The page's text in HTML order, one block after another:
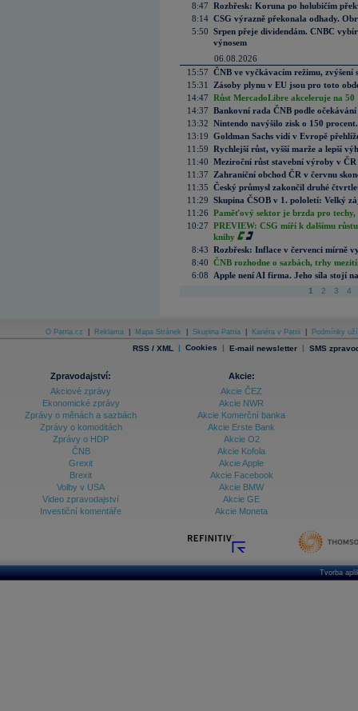
8:47 Rozbřesk: Koruna po holubičím
8:14 CSG výrazně překonala odhady.
5:50 Srpen přeje dividendám. CNBC
výnosem
06.08.2026
15:57 ČNB ve vyčkávacím režimu, zvýšení
15:31
Zásoby plynu v EU jsou pro toto
14:47 Růst MercadoLibre akceleruje na
14:37 Bankovní rada ČNB podle
13:32 Nintendo navýšilo zisk o 150
13:19 Goldman Sachs vidí v Evropě
11:59 Rychlejší růst, vyšší marže a lepší
11:40 Meziroční růst stavební výroby v
11:37
Zahraniční obchod ČR v červnu
11:35 Český průmysl zakončil druhé
11:29 Skupina ČSOB v 1. pololetí: Velký
11:26 Paměťový sektor je brzda pro techy,
10:27 PREVIEW: CSG míří k dalšímu
knihy
8:43 Rozbřesk: Inflace v červenci mírně
8:40 ČNB rozhodne o sazbách, trhy
6:08
Apple není AI firma. Jeho síla stojí
1 2 3 4
O Patria.cz Reklama Mapa Stránek Skupina Patria Kariéra v Patrii Podmínky
RSS / XML | Cookies | E-mail newsletter | SMS
Zpravodajství:
Akciové zprávy
Ekonomické zprávy
Zprávy o měnách a sazbách
Zprávy o komoditách
Zprávy o HDP
ČNB
Grexit
Brexit
Volby v USA
Video zpravodajství
Investiční komentáře
Akcie:
Akcie ČEZ
Akcie NWR
Akcie Komerční banka
Akcie Erste Bank
Akcie O2
Akcie Kofola
Akcie Apple
Akcie Facebook
Akcie BMW
Akcie GE
Akcie Moneta
Tvorba